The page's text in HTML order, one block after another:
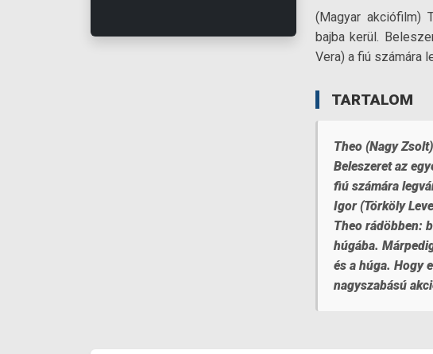
(Magyar akciófilm)
bajba kerül.
Vera) a fiú számára
TARTALOM
Theo (Nagy
Beleszeret az
fiú számára
Igor (Törköly
Theo rádöbben:
húgába.
és a húga. Hogy
nagyszabású